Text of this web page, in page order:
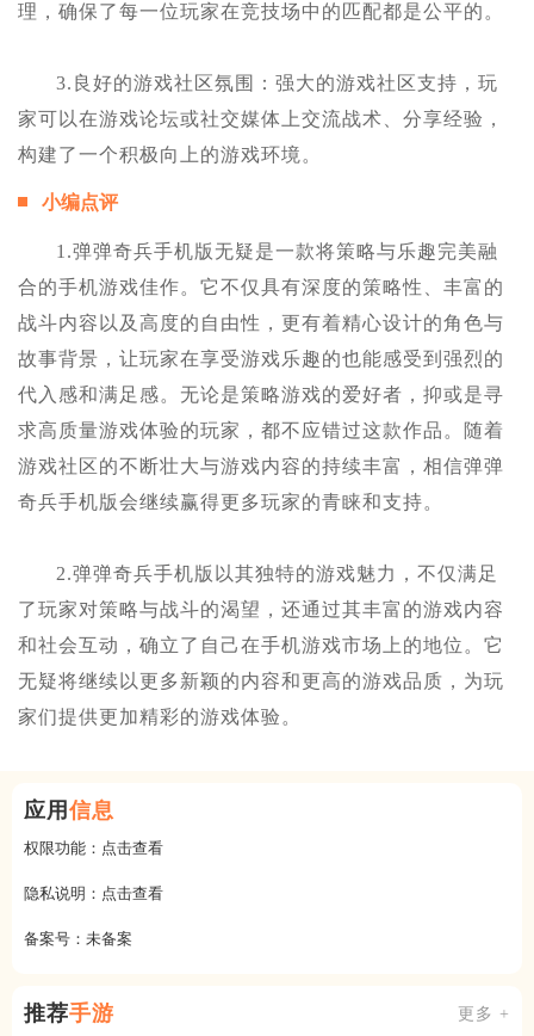
理，确保了每一位玩家在竞技场中的匹配都是公平的。
3.良好的游戏社区氛围：强大的游戏社区支持，玩
家可以在游戏论坛或社交媒体上交流战术、分享经验，
构建了一个积极向上的游戏环境。
小编点评
1.弹弹奇兵手机版无疑是一款将策略与乐趣完美融
合的手机游戏佳作。它不仅具有深度的策略性、丰富的
战斗内容以及高度的自由性，更有着精心设计的角色与
故事背景，让玩家在享受游戏乐趣的也能感受到强烈的
代入感和满足感。无论是策略游戏的爱好者，抑或是寻
求高质量游戏体验的玩家，都不应错过这款作品。随着
游戏社区的不断壮大与游戏内容的持续丰富，相信弹弹
奇兵手机版会继续赢得更多玩家的青睐和支持。
2.弹弹奇兵手机版以其独特的游戏魅力，不仅满足
了玩家对策略与战斗的渴望，还通过其丰富的游戏内容
和社会互动，确立了自己在手机游戏市场上的地位。它
无疑将继续以更多新颖的内容和更高的游戏品质，为玩
家们提供更加精彩的游戏体验。
应用 信息
权限功能： 点击查看
隐私说明： 点击查看
备案号： 未备案
推荐手游 更多 +